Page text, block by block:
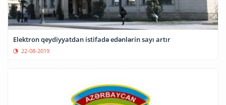
Elektron qeydiyyatdan istifadə edənlərin sayı artır
22-08-2019